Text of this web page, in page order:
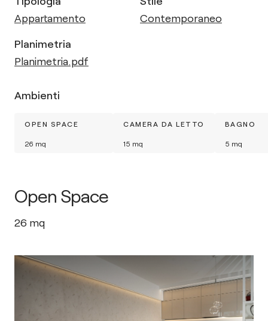
Appartamento
Contemporaneo
Planimetria
Planimetria.pdf
Ambienti
OPEN SPACE
26 mq
CAMERA DA LETTO
15 mq
BAGNO
5 mq
Open Space
26 mq